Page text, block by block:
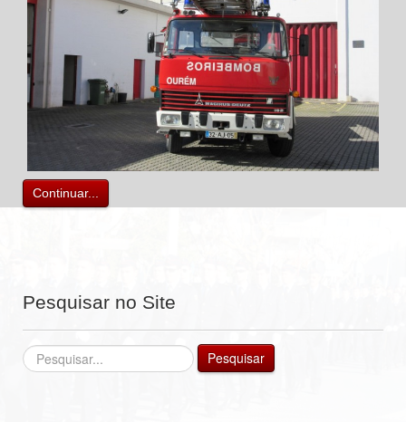
Continuar...
Pesquisar no Site
Pesquisar... Pesquisar